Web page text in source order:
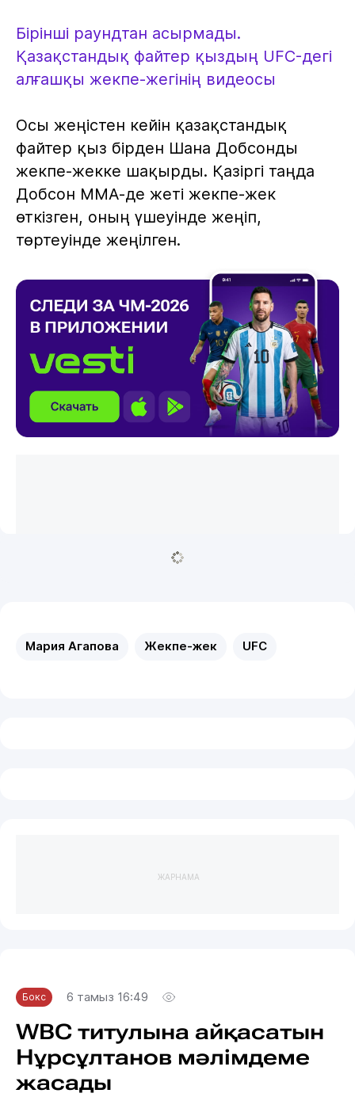
Бірінші раундтан асырмады.
Қазақстандық файтер қыздың UFC-дегі
алғашқы жекпе-жегінің видеосы
Осы жеңістен кейін қазақстандық
файтер қыз бірден Шана Добсонды
жекпе-жекке шақырды. Қазіргі таңда
Добсон ММА-де жеті жекпе-жек
өткізген, оның үшеуінде жеңіп,
төртеуінде жеңілген.
Мария Агапова Жекпе-жек UFC
ЖАРНАМА
Бокс 6 тамыз 16:49
WBC титулына айқасатын
Нұрсұлтанов мәлімдеме
жасады